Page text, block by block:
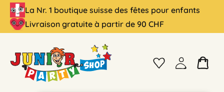
principal
La Nr. 1 boutique suisse des fêtes pour enfants
Livraison gratuite à partir de 90 CHF